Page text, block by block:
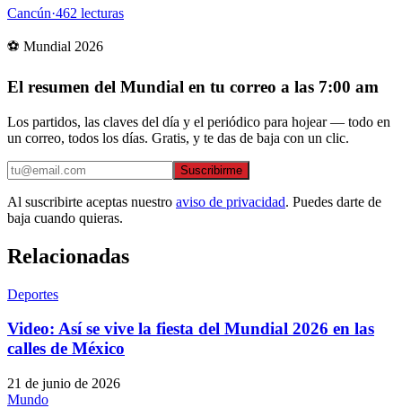
Cancún·462 lecturas
⚽ Mundial 2026
El resumen del Mundial en tu correo a las 7:00 am
Los partidos, las claves del día y el periódico para hojear — todo en
un correo, todos los días. Gratis, y te das de baja con un clic.
Suscribirme
Al suscribirte aceptas nuestro aviso de privacidad. Puedes darte de
baja cuando quieras.
Relacionadas
Deportes
Video: Así se vive la fiesta del Mundial 2026 en las
calles de México
21 de junio de 2026
Mundo